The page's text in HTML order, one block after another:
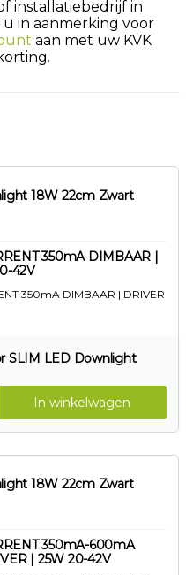
installatiebedrijf in
in aanmerking voor
aan met uw KVK
18W 22cm Zwart
350mA DIMBAAR |
42V
350mA DIMBAAR | DRIVER
SLIM LED Downlight
In winkelwagen
18W 22cm Zwart
350mA-600mA
| 25W 20-42V